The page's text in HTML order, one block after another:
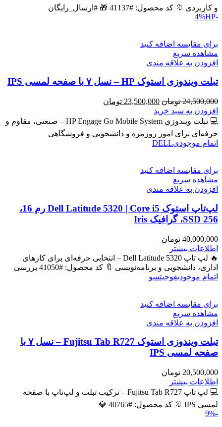
است.
و کاربردی 🔖 کد محصول: #41137 🎁 #ارسال_رایگان
-4%
HP
برای مقایسه اضافه کنید
مشاهده سریع
افزودن به علاقه مندی
تبلت ویندوزی استوک HP – نسل ۷ با صفحه لمسی IPS
24,500,000 تومان قیمت
اصلی
24,500,000 تومان
23,500,000 تومان
23,500,000 تومان
افزودن به سبد خرید
💻 تبلت ویندوزی HP Engage Go Mobile System – صنعتی، مقاوم و
حرفه‌ای برای امور روزمره و دانشجویی و فروشگاهی
اتمام موجودیDELL
برای مقایسه اضافه کنید
مشاهده سریع
افزودن به علاقه مندی
لپ‌تاپ استوک Dell Latitude 5320 | Core i5 رم 16،
SSD 256، گرافیک Iris
40,000,000 تومان
اطلاعات بیشتر
🔥 لپ تاپ Dell Latitude 5320 – انتخابی حرفه‌ای برای کارهای
اداری، دانشجویی و برنامه‌نویسی 🔖 کد محصول: #41050 بررسی
اتمام موجودیفوجیتسو
برای مقایسه اضافه کنید
مشاهده سریع
افزودن به علاقه مندی
تبلت ویندوزی استوک Fujitsu Tab R727 – نسل ۷ با
صفحه لمسی IPS
20,500,000 تومان
اطلاعات بیشتر
💻 لپ تاپ Fujitsu Tab R727 – ترکیب تبلت و لپ‌تاپ با صفحه
لمسی IPS 🔖 کد محصول: #40765 💎
-9%